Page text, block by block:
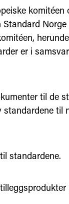
komitéen
Norge
er i
til de
standardene til
standardene.